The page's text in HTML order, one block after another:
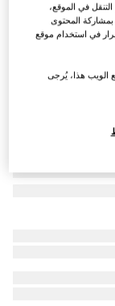
في الموقع،
بمشاركة المحتوى
في استخدام موقع
الويب هذا، يُرجى